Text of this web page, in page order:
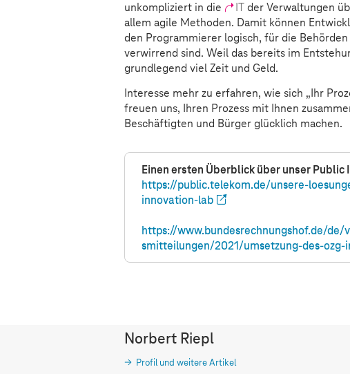
unkompliziert in die
IT der Verwaltungen
allem agile Methoden. Damit können
den Programmierer logisch, für die
verwirrend sind. Weil das bereits im
grundlegend viel Zeit und Geld.
Interesse mehr zu erfahren, wie sich „Ihr
freuen uns, Ihren Prozess mit Ihnen
Beschäftigten und Bürger glücklich machen.
Einen ersten Überblick über unser Public
https://public.telekom.de/unsere-
innovation-lab
https://www.bundesrechnungshof.de/
smitteilungen/2021/umsetzung-des-ozg-
Norbert Riepl
Profil und weitere Artikel